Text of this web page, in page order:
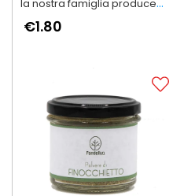
la nostra famiglia produce
Olio Extravergine d'Oliva
€1.80